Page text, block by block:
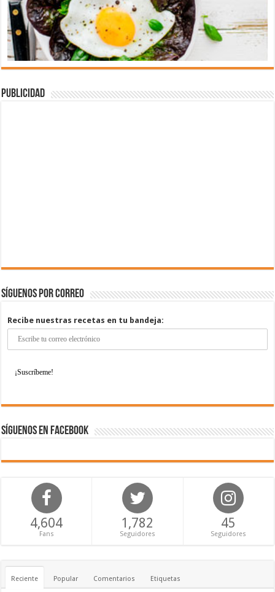
Publicidad
Síguenos por correo
Recibe nuestras recetas en tu bandeja:
Síguenos en Facebook
4,604
Fans
1,782
Seguidores
45
Seguidores
Reciente Popular Comentarios Etiquetas